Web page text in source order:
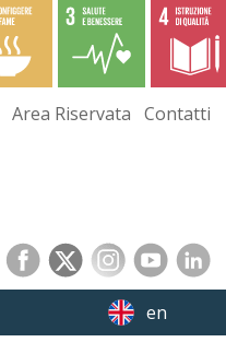
Area Riservata Contatti
en